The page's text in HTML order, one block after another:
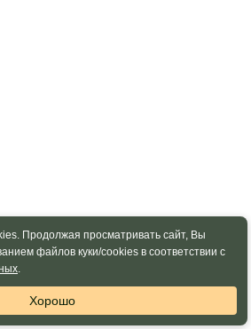
Продолжая просматривать сайт, Вы
файлов куки/cookies в соответствии с
.
Хорошо